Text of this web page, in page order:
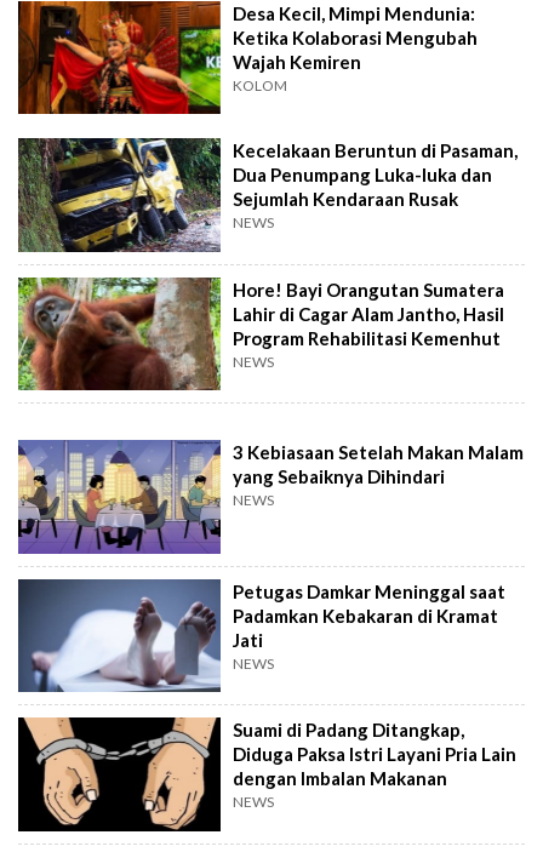
Desa Kecil, Mimpi Mendunia:
Ketika Kolaborasi Mengubah
Wajah Kemiren
KOLOM
Kecelakaan Beruntun di Pasaman,
Dua Penumpang Luka-luka dan
Sejumlah Kendaraan Rusak
NEWS
Hore! Bayi Orangutan Sumatera
Lahir di Cagar Alam Jantho, Hasil
Program Rehabilitasi Kemenhut
NEWS
3 Kebiasaan Setelah Makan Malam
yang Sebaiknya Dihindari
NEWS
Petugas Damkar Meninggal saat
Padamkan Kebakaran di Kramat
Jati
NEWS
Suami di Padang Ditangkap,
Diduga Paksa Istri Layani Pria Lain
dengan Imbalan Makanan
NEWS